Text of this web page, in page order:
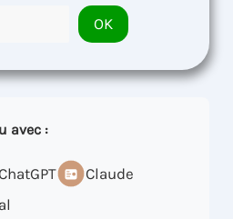
OK
avec :
Claude